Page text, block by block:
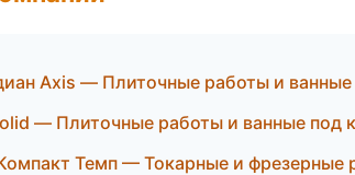
Axis — Плиточные работы и
— Плиточные работы и ванные под
Темп — Токарные и фрезерные